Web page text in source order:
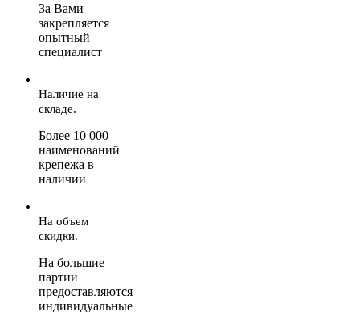
За Вами
закрепляется
опытный
специалист
Наличие на
складе.
Более 10 000
наименований
крепежа в
наличии
На объем
скидки.
На большие
партии
предоставляются
индивидуальные